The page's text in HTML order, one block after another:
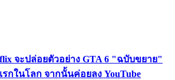
จะปล่อยตัวอย่าง GTA 6 "ฉบับขยาย"
กในโลก จากนั้นค่อยลง YouTube